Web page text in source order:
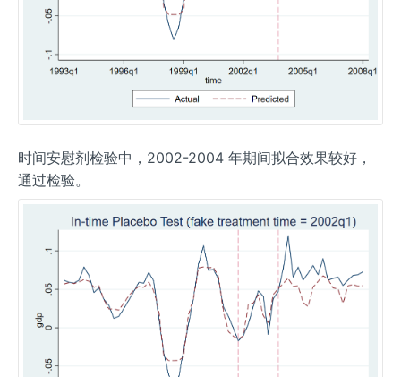
时间安慰剂检验中，2002-2004 年期间拟合效果较好，
通过检验。